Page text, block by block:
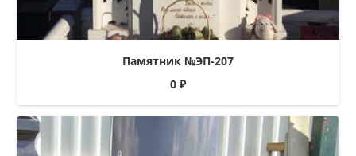
Памятник №ЭП-207
0 ₽